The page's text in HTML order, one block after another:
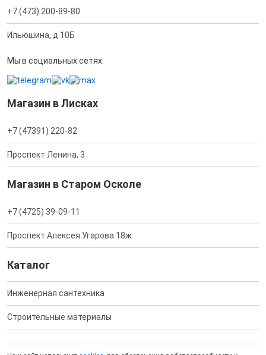
+7 (473) 200-89-80
Ильюшина, д.10Б
Мы в социальных сетях:
Магазин в Лисках
+7 (47391) 220-82
Проспект Ленина, 3
Магазин в Старом Осколе
+7 (4725) 39-09-11
Проспект Алексея Угарова 18ж
Каталог
Инженерная сантехника
Строительные материалы